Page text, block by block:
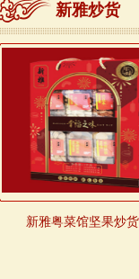
新雅炒货
新雅粤菜馆坚果炒